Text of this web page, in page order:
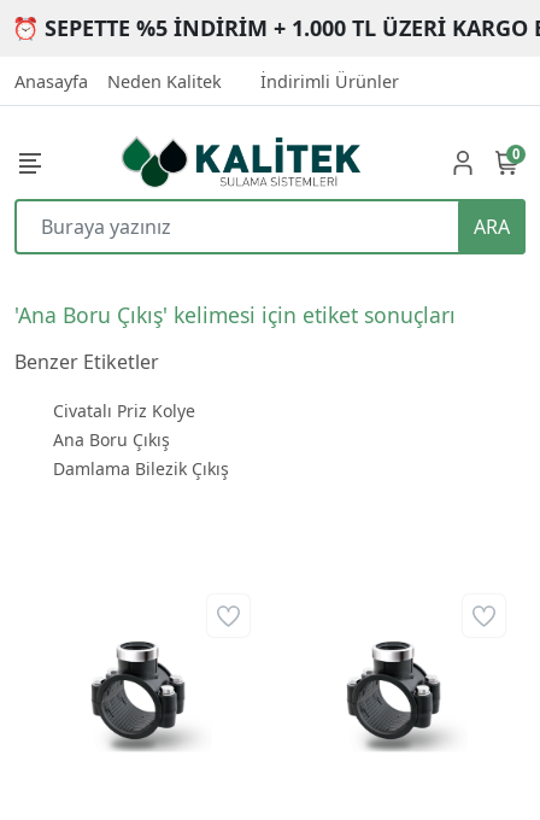
⏰ SEPETTE %5 İNDİRİM + 1.000 TL ÜZERİ KARGO
Anasayfa Neden Kalitek İndirimli Ürünler
ARA
0
'Ana Boru Çıkış' kelimesi için etiket sonuçları
Benzer Etiketler
Civatalı Priz Kolye
Ana Boru Çıkış
Damlama Bilezik Çıkış